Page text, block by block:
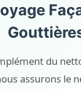
du
assurons le